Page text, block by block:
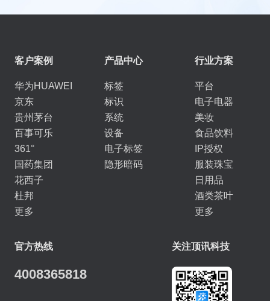
客户案例
华为HUAWEI
京东
贵州茅台
百事可乐
361°
国药集团
花西子
杜邦
更多
产品中心
标签
标识
系统
设备
电子标签
隐形暗码
行业方案
平台
电子电器
美妆
食品饮料
IP授权
服装珠宝
日用品
酒类茶叶
更多
官方热线
4008365818
关注顶讯科技